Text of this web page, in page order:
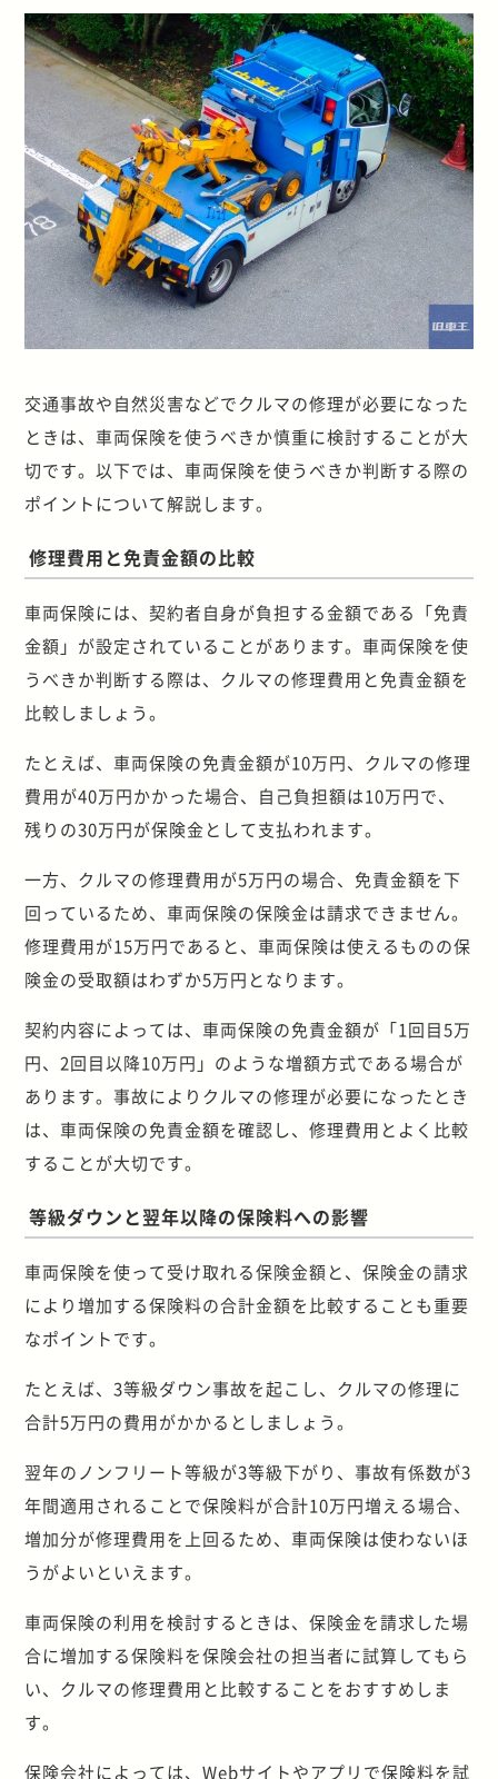
交通事故や自然災害などでクルマの修理が必要になった
ときは、車両保険を使うべきか慎重に検討することが大
切です。以下では、車両保険を使うべきか判断する際の
ポイントについて解説します。
修理費用と免責金額の比較
車両保険には、契約者自身が負担する金額である「免責
金額」が設定されていることがあります。車両保険を使
うべきか判断する際は、クルマの修理費用と免責金額を
比較しましょう。
たとえば、車両保険の免責金額が10万円、クルマの修理
費用が40万円かかった場合、自己負担額は10万円で、
残りの30万円が保険金として支払われます。
一方、クルマの修理費用が5万円の場合、免責金額を下
回っているため、車両保険の保険金は請求できません。
修理費用が15万円であると、車両保険は使えるものの保
険金の受取額はわずか5万円となります。
契約内容によっては、車両保険の免責金額が「1回目5万
円、2回目以降10万円」のような増額方式である場合が
あります。事故によりクルマの修理が必要になったとき
は、車両保険の免責金額を確認し、修理費用とよく比較
することが大切です。
等級ダウンと翌年以降の保険料への影響
車両保険を使って受け取れる保険金額と、保険金の請求
により増加する保険料の合計金額を比較することも重要
なポイントです。
たとえば、3等級ダウン事故を起こし、クルマの修理に
合計5万円の費用がかかるとしましょう。
翌年のノンフリート等級が3等級下がり、事故有係数が3
年間適用されることで保険料が合計10万円増える場合、
増加分が修理費用を上回るため、車両保険は使わないほ
うがよいといえます。
車両保険の利用を検討するときは、保険金を請求した場
合に増加する保険料を保険会社の担当者に試算してもら
い、クルマの修理費用と比較することをおすすめしま
す。
保険会社によっては、Webサイトやアプリで保険料を試